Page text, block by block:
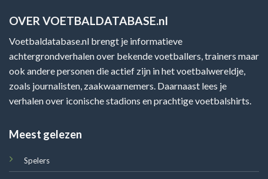
OVER VOETBALDATABASE.nl
Voetbaldatabase.nl brengt je informatieve
achtergrondverhalen over bekende voetballers, trainers maar
ook andere personen die actief zijn in het voetbalwereldje,
zoals journalisten, zaakwaarnemers. Daarnaast lees je
verhalen over iconische stadions en prachtige voetbalshirts.
Meest gelezen
Spelers